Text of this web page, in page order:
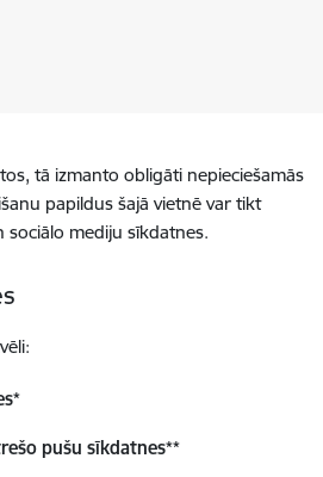
tā izmanto obligāti nepieciešamās
papildus šajā vietnē var tikt
mediju sīkdatnes.
*
pušu sīkdatnes**